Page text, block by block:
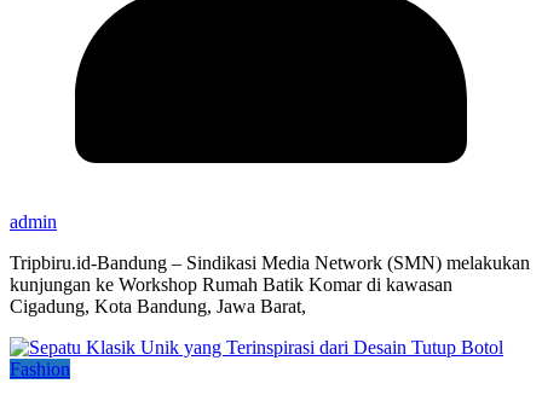
admin
Tripbiru.id-Bandung – Sindikasi Media Network (SMN) melakukan
kunjungan ke Workshop Rumah Batik Komar di kawasan
Cigadung, Kota Bandung, Jawa Barat,
Fashion